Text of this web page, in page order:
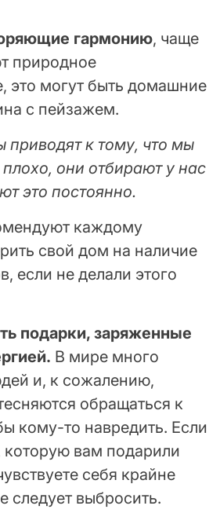
гармонию, чаще
природное
это могут быть домашние
с пейзажем.
к тому, что мы
плохо, они отбирают у нас
это постоянно.
каждому
свой дом на наличие
если не делали этого
подарки, заряженные
В мире много
и, к сожалению,
обращаться к
кому-то навредить. Если
вам подарили
себя крайне
следует выбросить.